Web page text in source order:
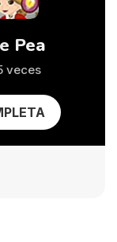
Pea
veces